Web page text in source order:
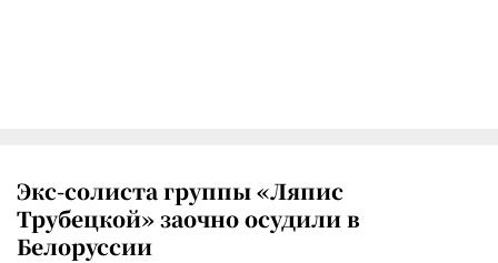
Экс-солиста группы «Ляпис
Трубецкой» заочно осудили в
Белоруссии